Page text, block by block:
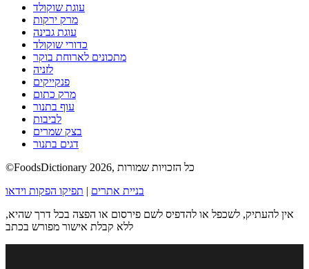
עוגת שוקולד
מרק ירקות
עוגת גבינה
כדורי שוקולד
מתכונים לארוחת בוקר
לזניה
פנקייקים
מרק כתום
עוף בתנור
לביבות
בצק שמרים
דגים בתנור
©FoodsDictionary 2026, כל הזכויות שמורות
בניית אתרים | תפיקו הפקות וידאו
אין להעתיק, לשכפל או להדפיס לשם פירסום או הפצה בכל דרך שהיא,
ללא קבלת אישור מפורש בכתב